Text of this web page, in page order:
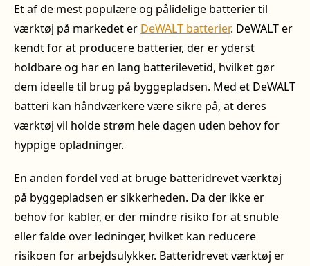
Et af de mest populære og pålidelige batterier til
værktøj på markedet er DeWALT batterier. DeWALT er
kendt for at producere batterier, der er yderst
holdbare og har en lang batterilevetid, hvilket gør
dem ideelle til brug på byggepladsen. Med et DeWALT
batteri kan håndværkere være sikre på, at deres
værktøj vil holde strøm hele dagen uden behov for
hyppige opladninger.
En anden fordel ved at bruge batteridrevet værktøj
på byggepladsen er sikkerheden. Da der ikke er
behov for kabler, er der mindre risiko for at snuble
eller falde over ledninger, hvilket kan reducere
risikoen for arbejdsulykker. Batteridrevet værktøj er